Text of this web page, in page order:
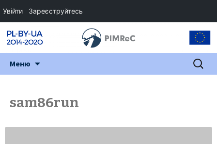
Меню Пошук:
sam86run
Увійти Зареєструйтесь